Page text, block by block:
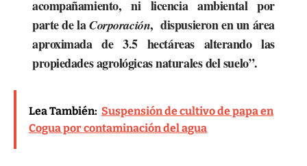
acompañamiento, ni licencia ambiental por
parte de laCorporación, dispusieron en un área
aproximada de 3.5 hectáreas alterando las
propiedades agrológicas naturales del suelo”.
Lea También: Suspensión de cultivo de papa en
Cogua por contaminación del agua